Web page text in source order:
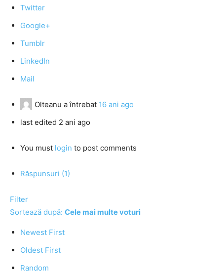
Twitter
Google+
Tumblr
LinkedIn
Mail
Olteanu a întrebat 16 ani ago
last edited 2 ani ago
You must login to post comments
Răspunsuri (1)
Filter
Sortează după: Cele mai multe voturi
Newest First
Oldest First
Random